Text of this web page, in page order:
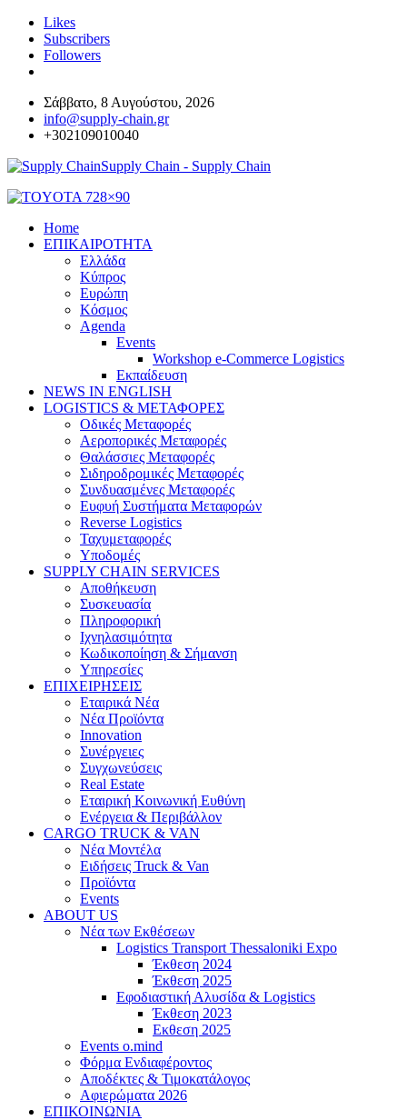
Likes
Subscribers
Followers
Σάββατο, 8 Αυγούστου, 2026
info@supply-chain.gr
+302109010040
Supply Chain - Supply Chain
Home
ΕΠΙΚΑΙΡΟΤΗΤΑ
Ελλάδα
Κύπρος
Ευρώπη
Κόσμος
Agenda
Events
Workshop e-Commerce Logistics
Εκπαίδευση
NEWS IN ENGLISH
LOGISTICS & ΜΕΤΑΦΟΡΕΣ
Οδικές Μεταφορές
Αεροπορικές Μεταφορές
Θαλάσσιες Μεταφορές
Σιδηροδρομικές Μεταφορές
Συνδυασμένες Μεταφορές
Ευφυή Συστήματα Μεταφορών
Reverse Logistics
Ταχυμεταφορές
Υποδομές
SUPPLY CHAIN SERVICES
Αποθήκευση
Συσκευασία
Πληροφορική
Ιχνηλασιμότητα
Κωδικοποίηση & Σήμανση
Υπηρεσίες
ΕΠΙΧΕΙΡΗΣΕΙΣ
Εταιρικά Νέα
Νέα Προϊόντα
Innovation
Συνέργειες
Συγχωνεύσεις
Real Estate
Εταιρική Κοινωνική Ευθύνη
Ενέργεια & Περιβάλλον
CARGO TRUCK & VAN
Νέα Μοντέλα
Ειδήσεις Truck & Van
Προϊόντα
Events
ABOUT US
Νέα των Εκθέσεων
Logistics Transport Thessaloniki Expo
Έκθεση 2024
Έκθεση 2025
Εφοδιαστική Αλυσίδα & Logistics
Έκθεση 2023
Εκθεση 2025
Events o.mind
Φόρμα Ενδιαφέροντος
Αποδέκτες & Τιμοκατάλογος
Αφιερώματα 2026
ΕΠΙΚΟΙΝΩΝΙΑ